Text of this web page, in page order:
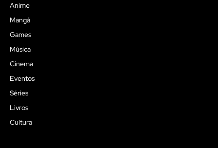
Anime
Mangá
Games
Música
Cinema
Eventos
Séries
Livros
Cultura